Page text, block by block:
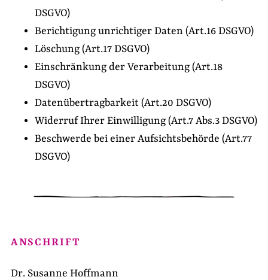
DSGVO)
Berichtigung unrichtiger Daten (Art.16 DSGVO)
Löschung (Art.17 DSGVO)
Einschränkung der Verarbeitung (Art.18
DSGVO)
Datenübertragbarkeit (Art.20 DSGVO)
Widerruf Ihrer Einwilligung (Art.7 Abs.3 DSGVO)
Beschwerde bei einer Aufsichtsbehörde (Art.77
DSGVO)
ANSCHRIFT
Dr. Susanne Hoffmann